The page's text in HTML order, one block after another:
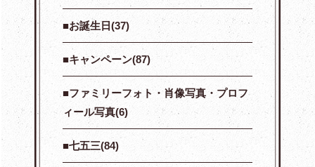
お誕生日(37)
キャンペーン(87)
ファミリーフォト・肖像写真・プロフ
ィール写真(6)
七五三(84)